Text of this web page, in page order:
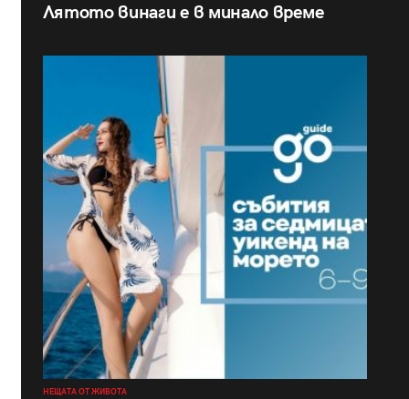
Лятото винаги е в минало време
НЕЩАТА ОТ ЖИВОТА